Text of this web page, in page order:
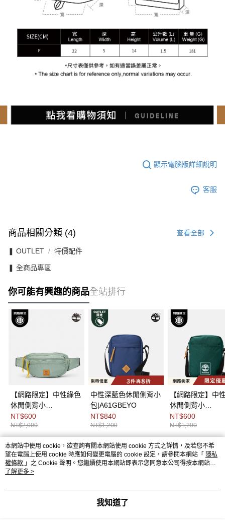
顯示電腦版詳細說明
客服
商品相關分類 (4) 查看全部
❚ OUTLET 特價配件
❚ 全商品專區
你可能有興趣的商品全站排行
【網路限定】中性綠色
休閒側背小
包|A66WFEC6
NT$600
NT$2,000
中性深藍色休閒側背小
包|A61GBEYO
NT$840
NT$1,200
【網路限定】中
休閒側背小
包|A6MP5317
NT$600
NT$1,200
熱門標籤
本網站中使用 cookie，欲查詢有關本網站使用 cookie 方式之詳情，及若您不希
望在電腦上使用 cookie 時應如何變更電腦的 cookie 設定，請參閱本網站「 隱私
權條款 」之 Cookie 聲明。您繼續使用本網站即表示您同意本公司得按本網站使
用條款之 Cookie 聲明使用 cookie。
了解更多 >
我知道了